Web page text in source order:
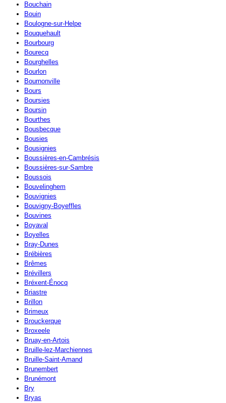
Bouchain
Bouin
Boulogne-sur-Helpe
Bouquehault
Bourbourg
Bourecq
Bourghelles
Bourlon
Bournonville
Bours
Boursies
Boursin
Bourthes
Bousbecque
Bousies
Bousignies
Boussières-en-Cambrésis
Boussières-sur-Sambre
Boussois
Bouvelinghem
Bouvignies
Bouvigny-Boyeffles
Bouvines
Boyaval
Boyelles
Bray-Dunes
Brébières
Brêmes
Brévillers
Bréxent-Énocq
Briastre
Brillon
Brimeux
Brouckerque
Broxeele
Bruay-en-Artois
Bruille-lez-Marchiennes
Bruille-Saint-Amand
Brunembert
Brunémont
Bry
Bryas